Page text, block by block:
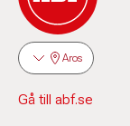
Aros
Gå till abf.se